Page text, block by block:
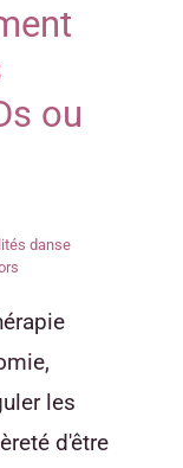
ou
danse
les
d'être